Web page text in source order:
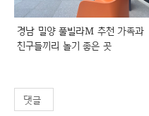
경남 밀양 풀빌라M 추천 가족과
친구들끼리 놀기 좋은 곳
댓글